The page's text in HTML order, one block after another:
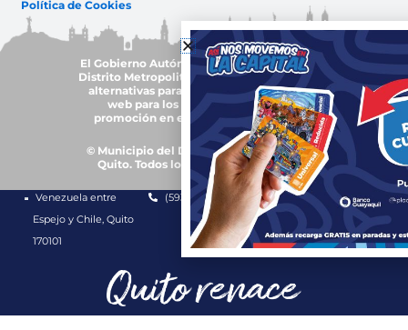
Política de Cookies
El Gobierno Autónomo Descentralizado del
Distrito Metropolitano de Quito, trabajará en
alternativas para garantizar accesibilidad
web para los grupos de atención y
promoción en el uso de plurilingüismo
© Municipio del Distrito Metropolitano de
Quito. Todos los derechos reservados.
Venezuela entre
Espejo y Chile, Quito
170101
(593-2) 3952300 1800 510 510